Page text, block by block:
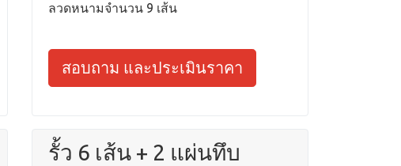
ลวดหนามจำนวน 9 เส้น
สอบถาม และประเมินราคา
รั้ว 6 เส้น + 2 แผ่นทึบ